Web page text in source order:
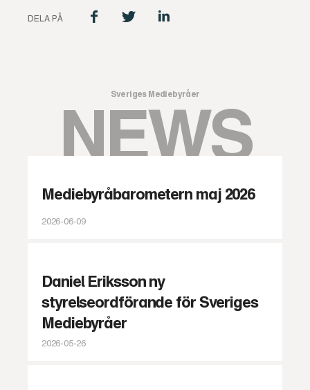
DELA PÅ
Sveriges Mediebyråer
NEWS
Mediebyråbarometern maj 2026
2026-06-09
Daniel Eriksson ny
styrelseordförande för Sveriges
Mediebyråer
2026-05-26